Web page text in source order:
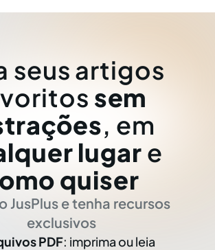
seus artigos
sem
, em
lugar e
quiser
JusPlus e tenha recursos
exclusivos
PDF: imprima ou leia